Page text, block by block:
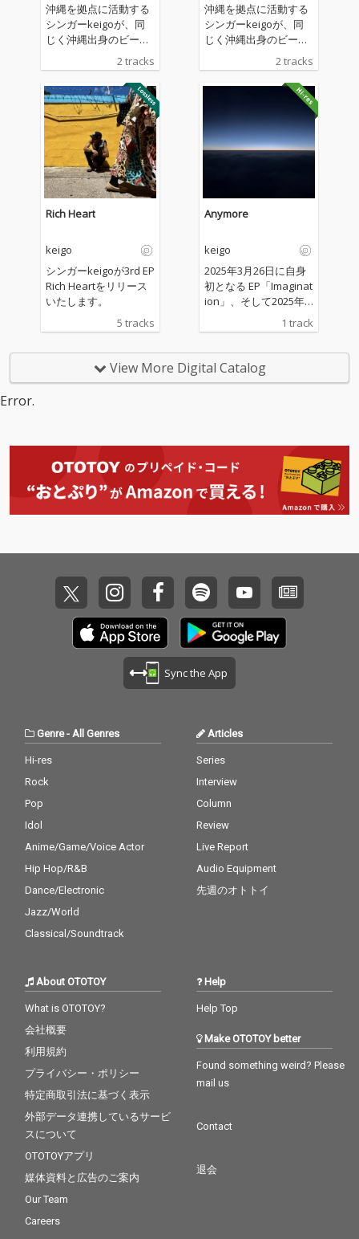
沖縄を拠点に活動する
シンガーkeigoが、同
じく沖縄出身のビート
メイカーTOMiをプロデ
ューサーに迎えた新曲
「Ride Together」を
リリース。 HIPHOPやR
&Bをルーツに持ちなが
ら、Soul、Afro Beat
s、Reggaeなど多彩な
音楽性を取り入れてき
た彼による、この夏の
サンセットドライブソ
ングが登場。 夕暮れか
ら夜へと移り変わる沖
イブする時間を描いた
ミッドテンポR&Bナン
バー。グルーヴあふれ
るkeigoのボーカル
のあるローファイビー
2 tracks
沖縄を拠点に活動する
シンガーkeigoが、同
じく沖縄出身のビート
メイカーTOMiをプロデ
ューサーに迎えた新曲
「Ride Together」を
リリース。 HIPHOPやR
&Bをルーツに持ちなが
ら、Soul、Afro Beat
s、Reggaeなど多彩な
音楽性を取り入れてき
ングが登場。 夕暮れか
ら夜へと移り変わる沖
イブする時間を描いた
ミッドテンポR&Bナン
バー。グルーヴあふれ
るkeigoのボーカル
のあるローファイビー
2 tracks
Rich Heart
keigo
シンガーkeigoが3rd EP
Rich Heartをリリース
いたします。
5 tracks
Anymore
keigo
2025年3月26日に自身
初となる EP「Imaginat
ion」、そして2025年4
月30日2nd EP「Creati
on」のリリースを経て
nymore」を2025年12
月24日にリリースいた
曲「Trust」をシングル
コラボでリリースして
以来、「Decision」、
「For my people」を
共にリリースしてきた
トに、折り重ねられて
いくkeigoの柔らかな
リリックとメロディが
心地よい楽曲となって
いる。
1 track
View More Digital Catalog
Error.
Sync the App
Genre-All Genres
Hi-res
Rock
Pop
Idol
Anime/Game/Voice Actor
Hip Hop/R&B
Dance/Electronic
Jazz/World
Classical/Soundtrack
Articles
Series
Interview
Column
Review
Live Report
Audio Equipment
先週のオトトイ
About OTOTOY
What is OTOTOY?
会社概要
利用規約
プライバシー・ポリシー
特定商取引法に基づく表示
外部データ連携しているサービ
スについて
OTOTOYアプリ
媒体資料と広告のご案内
Our Team
Careers
Help
Help Top
Make OTOTOY better
Found something weird? Please
mail us
Contact
退会